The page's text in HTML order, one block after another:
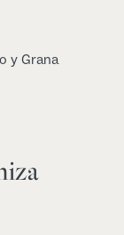
y Grana